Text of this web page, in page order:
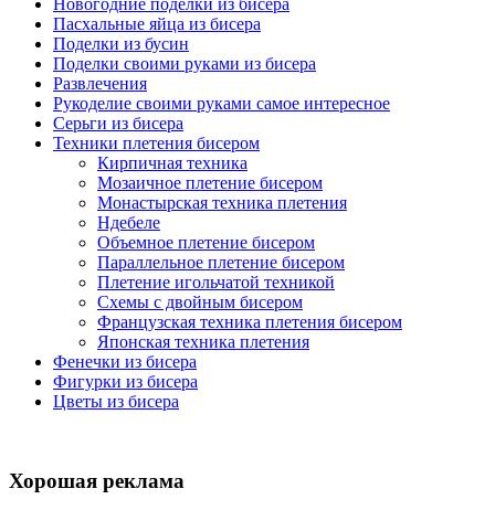
Пасхальные яйца из бисера
Поделки из бусин
Поделки своими руками из бисера
Развлечения
Рукоделие своими руками самое интересное
Серьги из бисера
Техники плетения бисером
Кирпичная техника
Мозаичное плетение бисером
Монастырская техника плетения
Ндебеле
Объемное плетение бисером
Параллельное плетение бисером
Плетение игольчатой техникой
Схемы с двойным бисером
Французская техника плетения бисером
Японская техника плетения
Фенечки из бисера
Фигурки из бисера
Цветы из бисера
Хорошая реклама